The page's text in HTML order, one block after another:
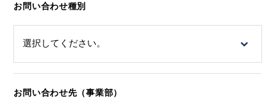
お問い合わせ種別
お問い合わせ先（事業部）